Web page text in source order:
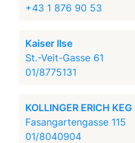
+43 1 876 90 53
Kaiser Ilse
St.-Veit-Gasse 61
01/8775131
KOLLINGER ERICH KEG
Fasangartengasse 115
01/8040904